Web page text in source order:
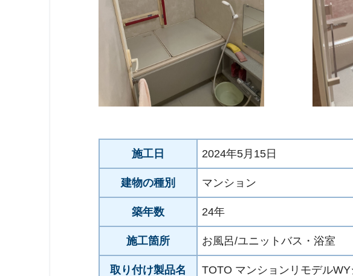
施工日 2024年5月15日
建物の種別 マンション
築年数 24年
施工箇所 お風呂/ユニットバス・浴室
取り付け製品名 TOTO マンションリモデル